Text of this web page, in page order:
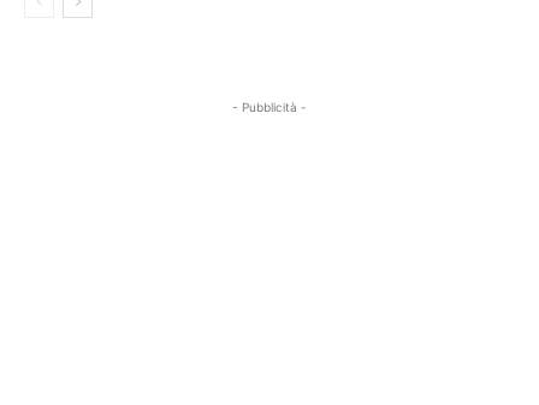
- Pubblicità -